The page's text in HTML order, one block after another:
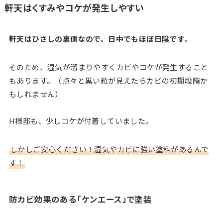
軒天はくすみやコケが発生しやすい
軒天はひさしの裏側なので、日中でもほぼ日陰です。
そのため、湿気が溜まりやすくカビやコケが発生すること
もあります。（点々と黒い粒が見えたらカビの初期段階か
もしれません）
H様邸も、少しコケが付着していました。
しかしご安心ください！湿気やカビに強い塗料があるんで
す！
防カビ効果のある「ケンエース」で塗装